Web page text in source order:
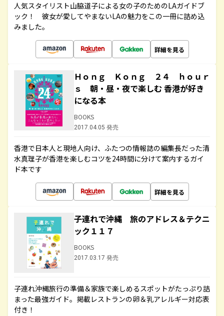
人気スタイリスト山脇道子による女の子のためのLAガイドブ
ック！ 彼女が愛してやまないLAの魅力をこの一冊に詰め込
みました。
詳細を見る
Ｈｏｎｇ Ｋｏｎｇ ２４ ｈｏｕｒ
ｓ 朝・昼・夜で楽しむ 香港が好き
になる本
BOOKS
2017.04.05 発売
香港で日本人と現地人向け、ふたつの情報誌の編集長だった清
水真理子が香港を楽しむコツを24時間に分けて案内するガイ
ド本です
詳細を見る
子連れで沖縄 旅のアドレス＆テクニ
ック１１７
BOOKS
2017.03.17 発売
子連れ沖縄旅行の準備＆家族で楽しめるスポットがたっぷり詰
まった最強ガイド。掲載レストランの卵＆乳アレルギー対応表
付き！